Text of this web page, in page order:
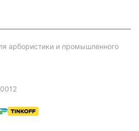
арбористики и промышленного